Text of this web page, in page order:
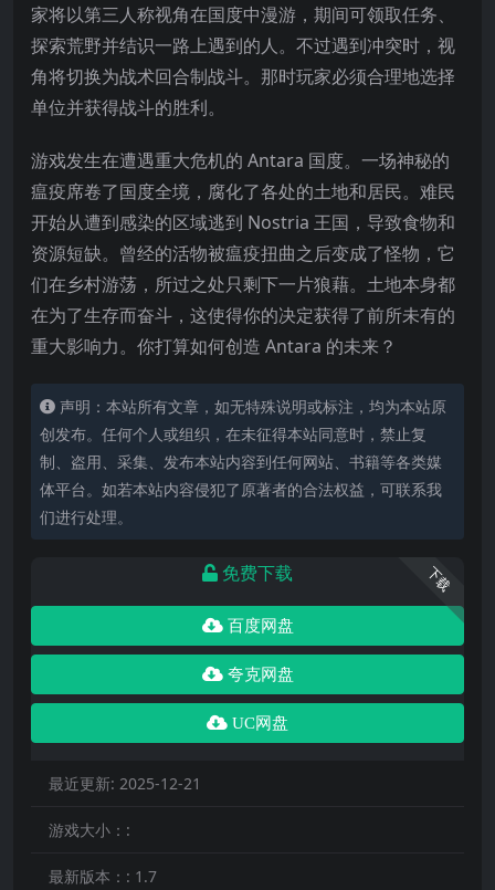
家将以第三人称视角在国度中漫游，期间可领取任务、
探索荒野并结识一路上遇到的人。不过遇到冲突时，视
角将切换为战术回合制战斗。那时玩家必须合理地选择
单位并获得战斗的胜利。
游戏发生在遭遇重大危机的 Antara 国度。一场神秘的
瘟疫席卷了国度全境，腐化了各处的土地和居民。难民
开始从遭到感染的区域逃到 Nostria 王国，导致食物和
资源短缺。曾经的活物被瘟疫扭曲之后变成了怪物，它
们在乡村游荡，所过之处只剩下一片狼藉。土地本身都
在为了生存而奋斗，这使得你的决定获得了前所未有的
重大影响力。你打算如何创造 Antara 的未来？
声明：本站所有文章，如无特殊说明或标注，均为本站原
创发布。任何个人或组织，在未征得本站同意时，禁止复
制、盗用、采集、发布本站内容到任何网站、书籍等各类媒
体平台。如若本站内容侵犯了原著者的合法权益，可联系我
们进行处理。
下载
免费下载
百度网盘
夸克网盘
UC网盘
最近更新: 2025-12-21
游戏大小：:
最新版本：: 1.7